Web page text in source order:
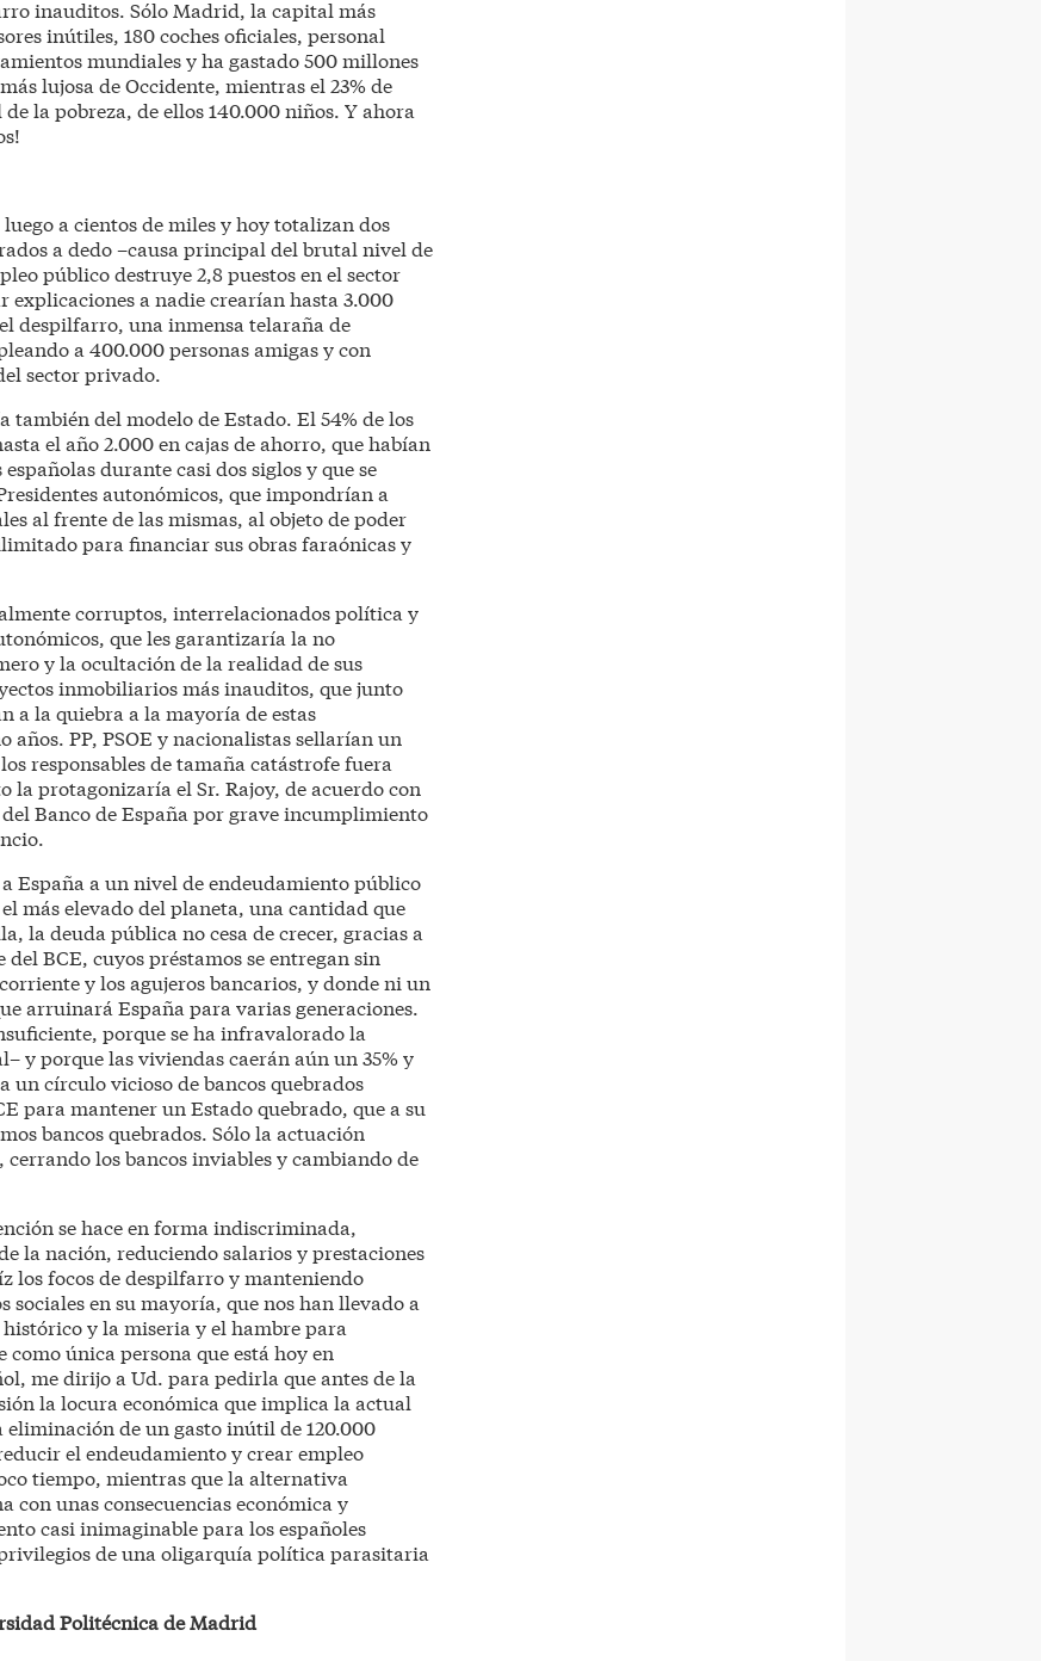
inauditos. Sólo Madrid, la capital más
inútiles, 180 coches oficiales, personal
mundiales y ha gastado 500 millones
lujosa de Occidente, mientras el 23% de
la pobreza, de ellos 140.000 niños. Y ahora
a cientos de miles y hoy totalizan dos
a dedo –causa principal del brutal nivel de
público destruye 2,8 puestos en el sector
a nadie crearían hasta 3.000
despilfarro, una inmensa telaraña de
a 400.000 personas amigas y con
sector privado.
del modelo de Estado. El 54% de los
el año 2.000 en cajas de ahorro, que habían
durante casi dos siglos y que se
autonómicos, que impondrían a
al frente de las mismas, al objeto de poder
para financiar sus obras faraónicas y
corruptos, interrelacionados política y
que les garantizaría la no
y la ocultación de la realidad de sus
inmobiliarios más inauditos, que junto
a la quiebra a la mayoría de estas
PP, PSOE y nacionalistas sellarían un
responsables de tamaña catástrofe fuera
la protagonizaría el Sr. Rajoy, de acuerdo con
Banco de España por grave incumplimiento
España a un nivel de endeudamiento público
más elevado del planeta, una cantidad que
la deuda pública no cesa de crecer, gracias a
BCE, cuyos préstamos se entregan sin
y los agujeros bancarios, y donde ni un
arruinará España para varias generaciones.
porque se ha infravalorado la
y porque las viviendas caerán aún un 35% y
un círculo vicioso de bancos quebrados
para mantener un Estado quebrado, que a su
bancos quebrados. Sólo la actuación
los bancos inviables y cambiando de
se hace en forma indiscriminada,
la nación, reduciendo salarios y prestaciones
los focos de despilfarro y manteniendo
en su mayoría, que nos han llevado a
y la miseria y el hambre para
única persona que está hoy en
me dirijo a Ud. para pedirla que antes de la
la locura económica que implica la actual
de un gasto inútil de 120.000
el endeudamiento y crear empleo
tiempo, mientras que la alternativa
unas consecuencias económica y
casi inimaginable para los españoles
de una oligarquía política parasitaria
Politécnica de Madrid